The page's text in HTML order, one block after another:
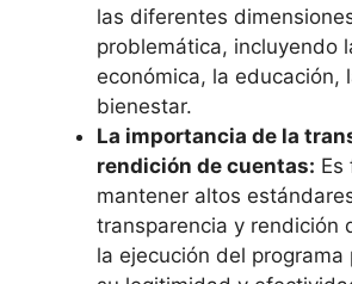
las diferentes
problemática, incluyendo
económica, la educación,
bienestar.
La importancia de la
rendición de cuentas: Es
mantener altos
transparencia y rendición
la ejecución del programa